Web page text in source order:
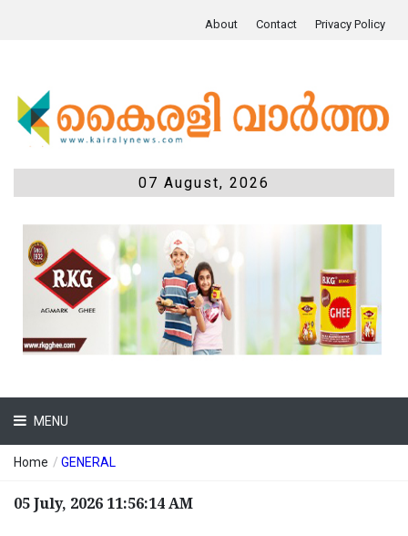
About Contact Privacy Policy
07 August, 2026
MENU
Home / GENERAL
05 July, 2026 11:56:14 AM